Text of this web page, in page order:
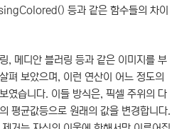
등과 같은 함수들의 차이
, 메디안 블러링 등과 같은 이미지를 부
펴 보았으며, 이런 연산이 어느 정도의
였습니다. 이들 방식은, 픽셀 주위의 다
평균값등으로 원래의 값을 변경합니다.